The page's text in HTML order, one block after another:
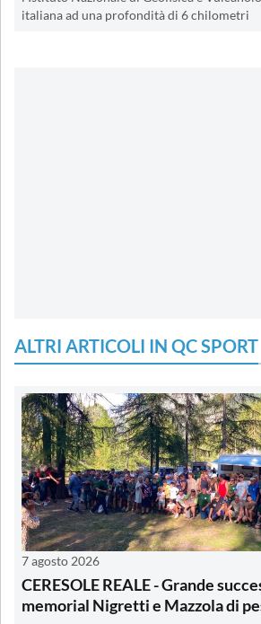
italiana ad una profondità di 6 chilometri
ALTRI ARTICOLI IN QC SPORT
7 agosto 2026
CERESOLE REALE - Grande
memorial Nigretti e Mazzola di